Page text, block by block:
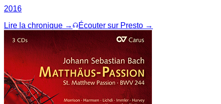
2016
Lire la chronique →
Écouter sur Presto →